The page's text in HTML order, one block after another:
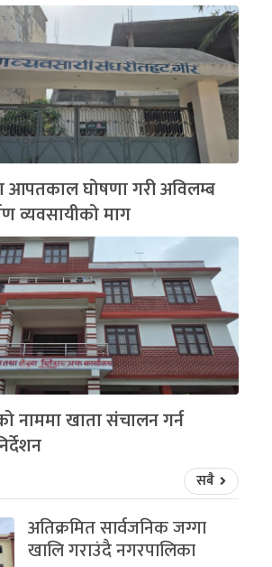
आपतकाल घोषणा गरी अविलम्ब
व्यवसायीको माग
नाममा खाता संचालन गर्न
सबै
अतिक्रमित सार्वजनिक जग्गा
खालि गराउंदै नगरपालिका